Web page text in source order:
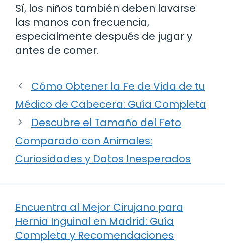
Sí, los niños también deben lavarse
las manos con frecuencia,
especialmente después de jugar y
antes de comer.
Cómo Obtener la Fe de Vida de tu
Médico de Cabecera: Guía Completa
Descubre el Tamaño del Feto
Comparado con Animales:
Curiosidades y Datos Inesperados
Encuentra al Mejor Cirujano para
Hernia Inguinal en Madrid: Guía
Completa y Recomendaciones